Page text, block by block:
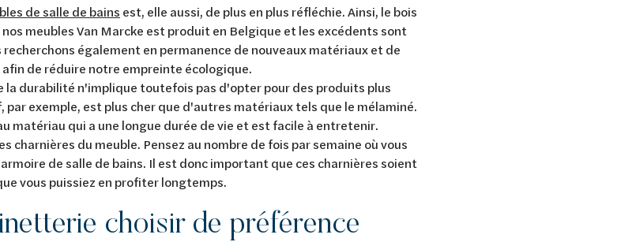
de salle de bains est, elle aussi, de plus en plus réfléchie. Ainsi, le bois
meubles Van Marcke est produit en Belgique et les excédents sont
également en permanence de nouveaux matériaux et de
de réduire notre empreinte écologique.
la durabilité n'implique toutefois pas d'opter pour des produits plus
par exemple, est plus cher que d'autres matériaux tels que le mélaminé.
matériau qui a une longue durée de vie et est facile à entretenir.
charnières du meuble. Pensez au nombre de fois par semaine où vous
de salle de bains. Il est donc important que ces charnières soient
vous puissiez en profiter longtemps.
choisir de préférence